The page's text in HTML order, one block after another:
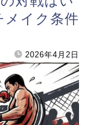
メイク条件
2026年4月2日